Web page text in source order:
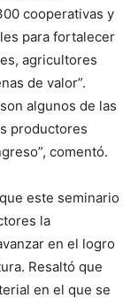
cooperativas y
para fortalecer
agricultores
de valor”.
algunos de las
productores
comentó.
este seminario
la
en el logro
Resaltó que
en el que se